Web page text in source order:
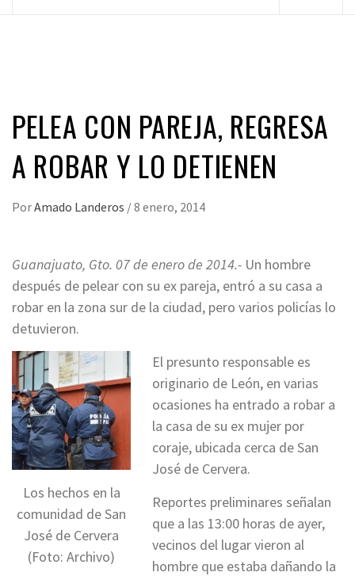
PELEA CON PAREJA, REGRESA
A ROBAR Y LO DETIENEN
PorAmado Landeros /8 enero, 2014
Guanajuato, Gto. 07 de enero de 2014.- Un hombre
después de pelear con su ex pareja, entró a su casa a
robar en la zona sur de la ciudad, pero varios policías lo
detuvieron.
Los hechos en la
comunidad de San
José de Cervera
(Foto: Archivo)
El presunto responsable es
originario de León, en varias
ocasiones ha entrado a robar a
la casa de su ex mujer por
coraje, ubicada cerca de San
José de Cervera.
Reportes preliminares señalan
que a las 13:00 horas de ayer,
vecinos del lugar vieron al
hombre que estaba dañando la